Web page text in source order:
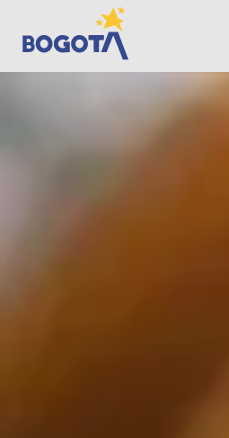
Saltar al contenido principal